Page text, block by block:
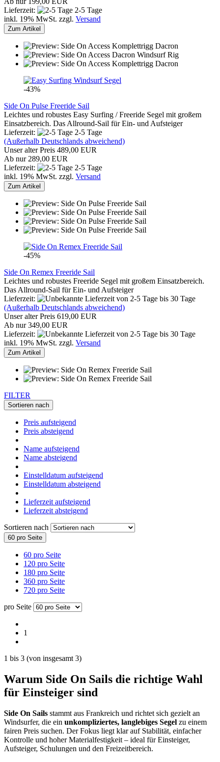
Lieferzeit:
2-5 Tage
inkl. 19% MwSt. zzgl. Versand
Zum Artikel
-43%
Side On Pulse Freeride Sail
Leichtes und robustes Easy Surfing / Freeride Segel mit großem
Einsatzbereich. Das Allround-Sail für Ein- und Aufsteiger
Lieferzeit:
2-5 Tage
(Außerhalb Deutschlands abweichend)
Unser alter Preis 489,00 EUR
Ab nur 289,00 EUR
Lieferzeit:
2-5 Tage
inkl. 19% MwSt. zzgl. Versand
Zum Artikel
-45%
Side On Remex Freeride Sail
Leichtes und robustes Freeride Segel mit großem Einsatzbereich.
Das Allround-Sail für Ein- und Aufsteiger
Lieferzeit:
von 2-5 Tage bis 30 Tage
(Außerhalb Deutschlands abweichend)
Unser alter Preis 619,00 EUR
Ab nur 349,00 EUR
Lieferzeit:
von 2-5 Tage bis 30 Tage
inkl. 19% MwSt. zzgl. Versand
Zum Artikel
FILTER
Sortieren nach
Preis aufsteigend
Preis absteigend
Name aufsteigend
Name absteigend
Einstelldatum aufsteigend
Einstelldatum absteigend
Lieferzeit aufsteigend
Lieferzeit absteigend
Sortieren nach
60 pro Seite
60 pro Seite
120 pro Seite
180 pro Seite
360 pro Seite
720 pro Seite
pro Seite
1
1 bis 3 (von insgesamt 3)
Warum Side On Sails die richtige Wahl
für Einsteiger sind
Side On Sails stammt aus Frankreich und richtet sich gezielt an
Windsurfer, die ein unkompliziertes, langlebiges Segel zu einem
fairen Preis suchen. Der Fokus liegt klar auf Stabilität, einfacher
Kontrolle und hoher Materialfestigkeit – ideal für Einsteiger,
Aufsteiger, Schulungen und den Freizeitbereich.